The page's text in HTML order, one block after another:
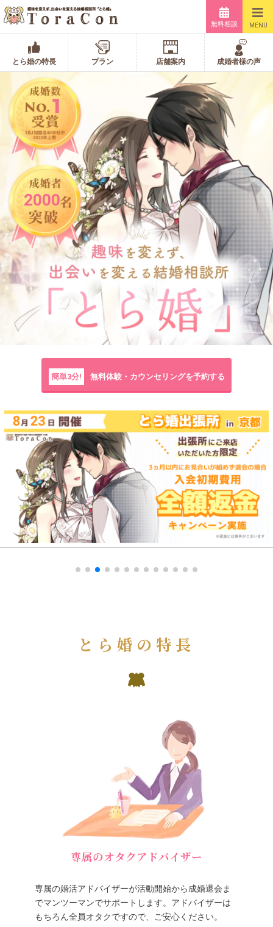
無料相談 MENU
とら婚の特長 プラン 店舗案内 成婚者様の声
2000
簡単3分! 無料体験・カウンセリングを予約する
とら婚の特長
専属のオタクアドバイザー
専属の婚活アドバイザーが活動開始から成婚退会ま
でマンツーマンでサポートします。アドバイザーは
もちろん全員オタクですので、ご安心ください。